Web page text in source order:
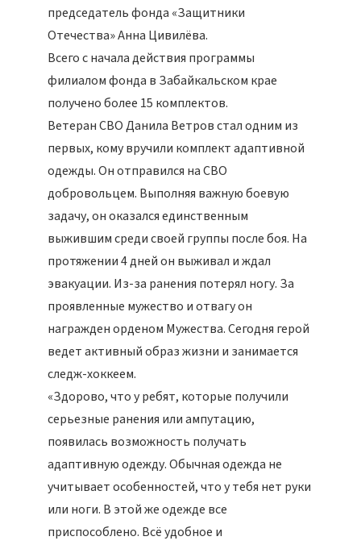
председатель фонда «Защитники
Отечества» Анна Цивилёва.
Всего с начала действия программы
филиалом фонда в Забайкальском крае
получено более 15 комплектов.
Ветеран СВО Данила Ветров стал одним из
первых, кому вручили комплект адаптивной
одежды. Он отправился на СВО
добровольцем. Выполняя важную боевую
задачу, он оказался единственным
выжившим среди своей группы после боя. На
протяжении 4 дней он выживал и ждал
эвакуации. Из-за ранения потерял ногу. За
проявленные мужество и отвагу он
награжден орденом Мужества. Сегодня герой
ведет активный образ жизни и занимается
следж-хоккеем.
«Здорово, что у ребят, которые получили
серьезные ранения или ампутацию,
появилась возможность получать
адаптивную одежду. Обычная одежда не
учитывает особенностей, что у тебя нет руки
или ноги. В этой же одежде все
приспособлено. Всё удобное и